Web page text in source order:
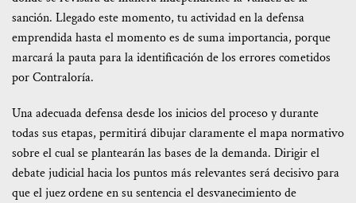
sanción. Llegado este momento, tu actividad en la defensa
emprendida hasta el momento es de suma importancia, porque
marcará la pauta para la identificación de los errores cometidos
por Contraloría.
Una adecuada defensa desde los inicios del proceso y durante
todas sus etapas, permitirá dibujar claramente el mapa normativo
sobre el cual se plantearán las bases de la demanda. Dirigir el
debate judicial hacia los puntos más relevantes será decisivo para
que el juez ordene en su sentencia el desvanecimiento de